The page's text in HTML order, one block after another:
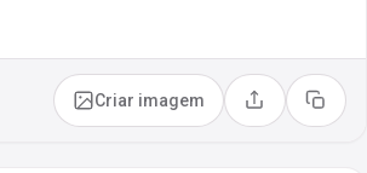
Criar imagem Compartilhar
Copiar